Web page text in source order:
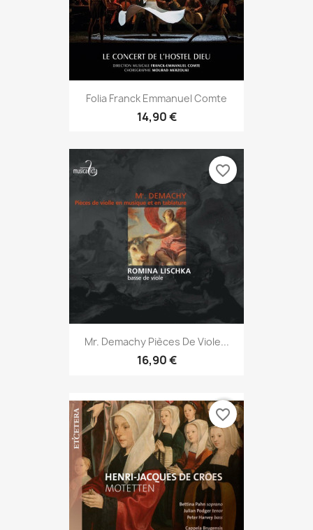
Folia Franck Emmanuel Comte
14,90 €
Mr. Demachy Pièces De Viole...
16,90 €
favorite_border
favorite_border